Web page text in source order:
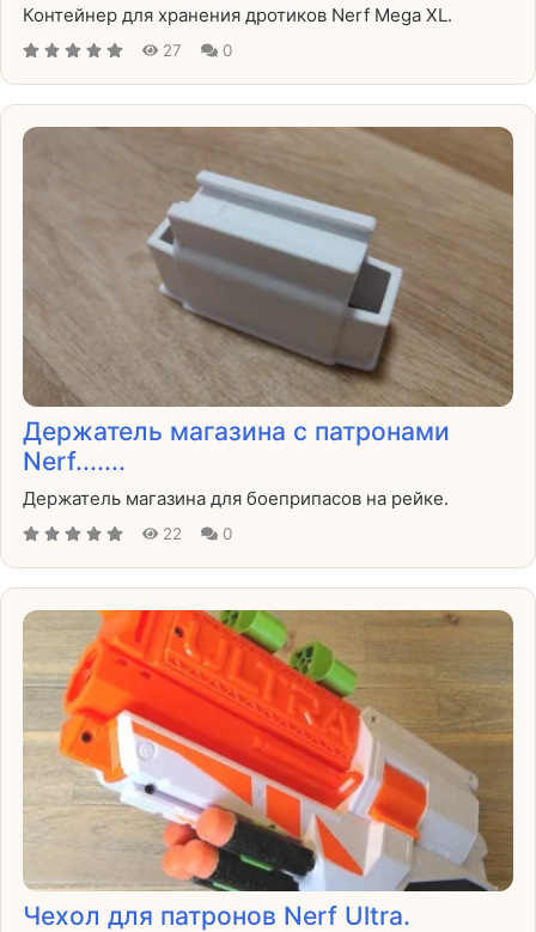
Контейнер для хранения дротиков Nerf Mega XL.
27 0
Держатель магазина с патронами
Nerf.......
Держатель магазина для боеприпасов на рейке.
22 0
Чехол для патронов Nerf Ultra.